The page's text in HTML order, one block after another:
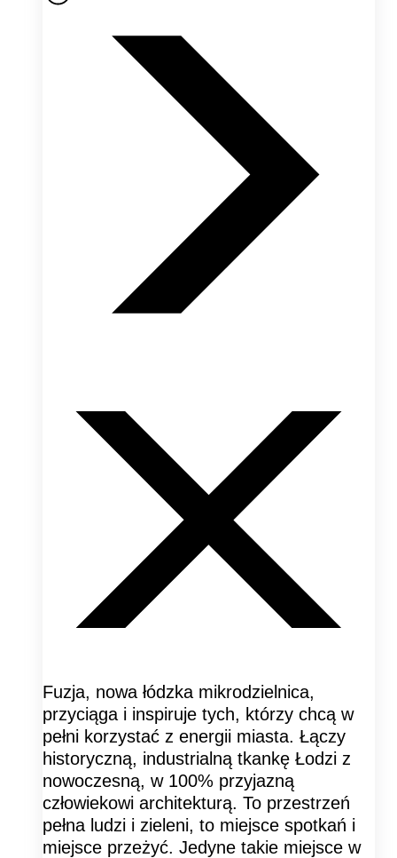
Fuzja, nowa łódzka mikrodzielnica,
przyciąga i inspiruje tych, którzy chcą w
pełni korzystać z energii miasta. Łączy
historyczną, industrialną tkankę Łodzi z
nowoczesną, w 100% przyjazną
człowiekowi architekturą. To przestrzeń
pełna ludzi i zieleni, to miejsce spotkań i
miejsce przeżyć. Jedyne takie miejsce w